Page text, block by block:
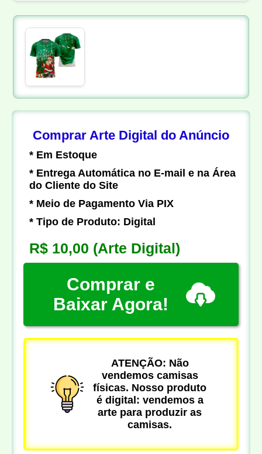
Comprar Arte Digital do Anúncio
* Em Estoque
* Entrega Automática no E-mail e na Área
do Cliente do Site
* Meio de Pagamento Via PIX
* Tipo de Produto: Digital
R$ 10,00 (Arte Digital)
Comprar e
Baixar Agora!
ATENÇÃO: Não
vendemos camisas
físicas. Nosso produto
é digital: vendemos a
arte para produzir as
camisas.